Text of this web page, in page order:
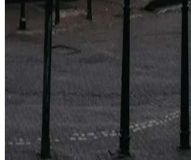
Stesso hotel, stesse date, cinque prezzi
un bug. È un'architettura di
Ecco cosa sta succedendo.
2026年4月23日
Qual è il momento migliore per
hotel? (Dati da 1,2 M di tariffe)
I consigli "prenota presto" e "prenota
entrambi sbagliati. La vera risposta
hotel, destinazione e giorno della